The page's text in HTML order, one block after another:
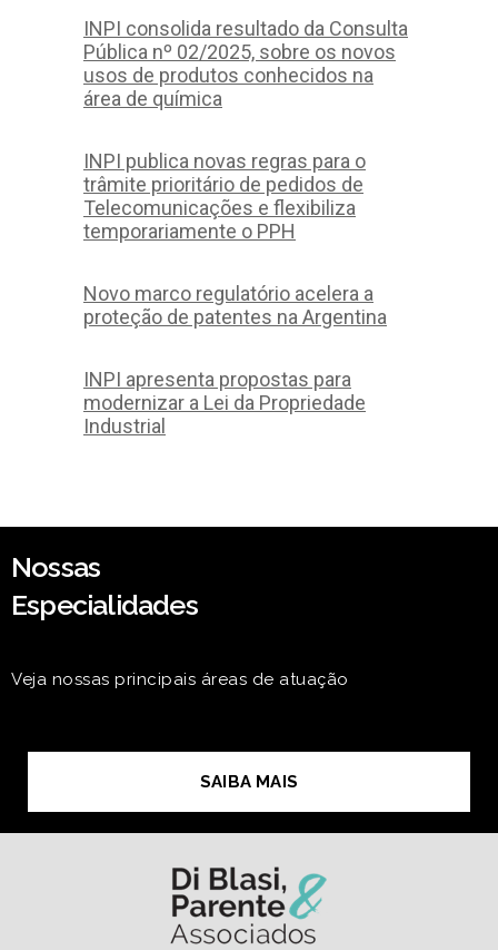
INPI consolida resultado da Consulta
Pública nº 02/2025, sobre os novos
usos de produtos conhecidos na
área de química
INPI publica novas regras para o
trâmite prioritário de pedidos de
Telecomunicações e flexibiliza
temporariamente o PPH
Novo marco regulatório acelera a
proteção de patentes na Argentina
INPI apresenta propostas para
modernizar a Lei da Propriedade
Industrial
Nossas
Especialidades
Veja nossas principais áreas de atuação
SAIBA MAIS